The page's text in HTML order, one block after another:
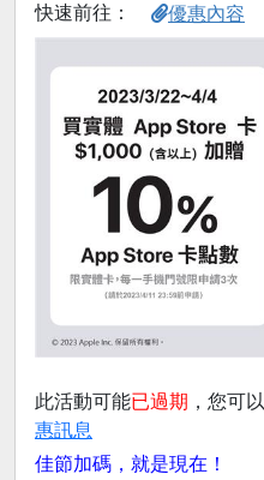
快速前往： 優惠內容
此活動可能已過期 ，您可以
惠訊息
佳節加碼，就是現在！